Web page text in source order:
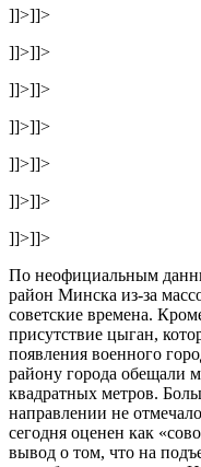
]]>]]>
]]>]]>
]]>]]>
]]>]]>
]]>]]>
]]>]]>
]]>]]>
По неофициальным
район Минска из-за
советские времена.
присутствие цыган,
появления военного
району города обещали
квадратных метров.
направлении не
сегодня оценен как
вывод о том, что на